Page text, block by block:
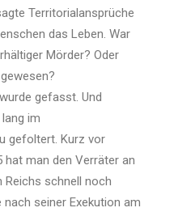
Territorialansprüche
das Leben. War
Mörder? Oder
gefasst. Und
im
gefoltert. Kurz vor
hat man den Verräter an
Reichs schnell noch
seiner Exekution am